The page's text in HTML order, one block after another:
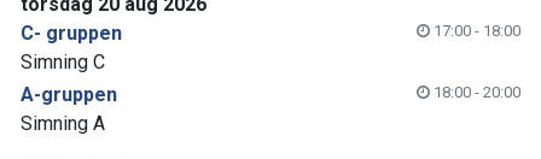
C- gruppen
17:00 - 18:00
Simning C
A-gruppen
18:00 - 20:00
Simning A